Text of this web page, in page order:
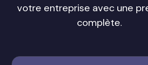
votre entreprise avec une
complète.